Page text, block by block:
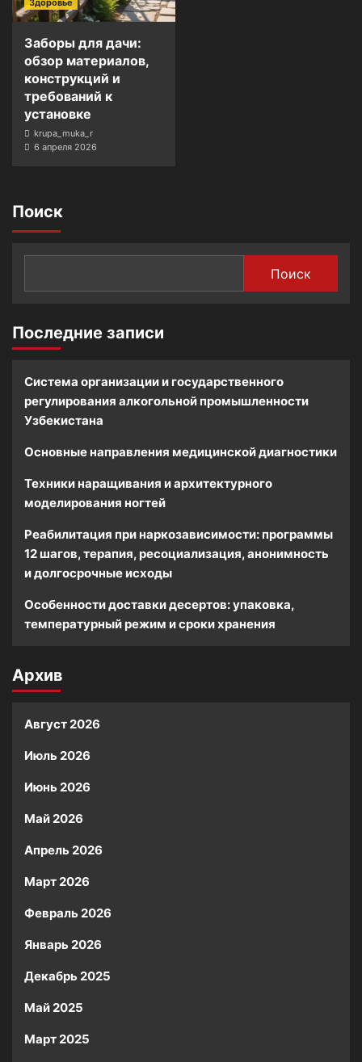
Здоровье
Заборы для дачи:
обзор материалов,
конструкций и
требований к
установке
krupa_muka_r
6 апреля 2026
Поиск
Поиск
Последние записи
Система организации и государственного
регулирования алкогольной промышленности
Узбекистана
Основные направления медицинской диагностики
Техники наращивания и архитектурного
моделирования ногтей
Реабилитация при наркозависимости: программы
12 шагов, терапия, ресоциализация, анонимность
и долгосрочные исходы
Особенности доставки десертов: упаковка,
температурный режим и сроки хранения
Архив
Август 2026
Июль 2026
Июнь 2026
Май 2026
Апрель 2026
Март 2026
Февраль 2026
Январь 2026
Декабрь 2025
Май 2025
Март 2025